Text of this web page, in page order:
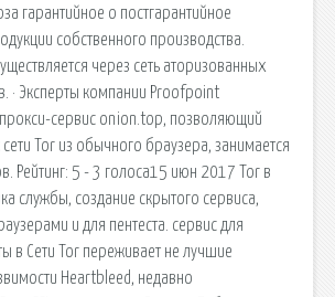
гарантийное о постгарантийное
собственного производства.
через сеть аторизованных
· Эксперты компании Proofpoint
сервис onion.top, позволяющий
сети Tor из обычного браузера, занимается
Рейтинг: 5 - 3 голоса15 июн 2017 Tor в
службы, создание скрытого сервиса,
и для пентеста. сервис для
в Сети Tor переживает не лучшие
Heartbleed, недавно